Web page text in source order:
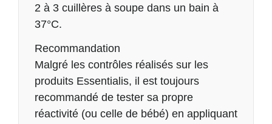
2 à 3 cuillères à soupe dans un bain à
37°C.
Recommandation
Malgré les contrôles réalisés sur les
produits Essentialis, il est toujours
recommandé de tester sa propre
réactivité (ou celle de bébé) en appliquant